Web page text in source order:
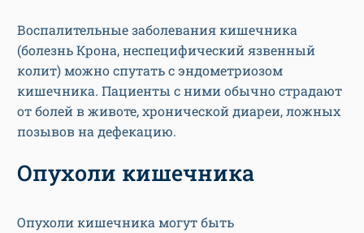
Воспалительные заболевания кишечника
(болезнь Крона, неспецифический язвенный
колит) можно спутать с эндометриозом
кишечника. Пациенты с ними обычно страдают
от болей в животе, хронической диареи, ложных
позывов на дефекацию.
Опухоли кишечника
Опухоли кишечника могут быть